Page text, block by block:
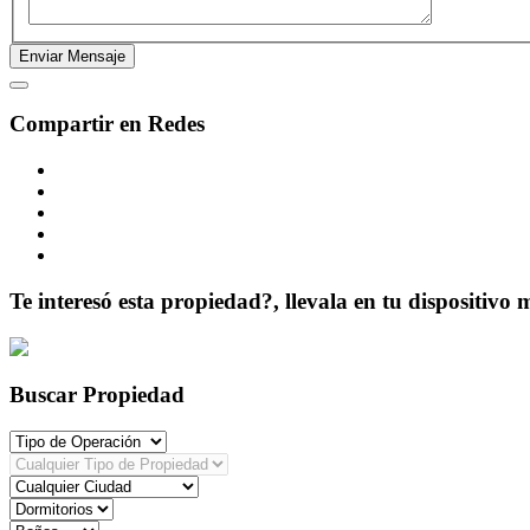
Compartir en Redes
Te interesó esta propiedad?, llevala en tu dispositivo
Buscar Propiedad